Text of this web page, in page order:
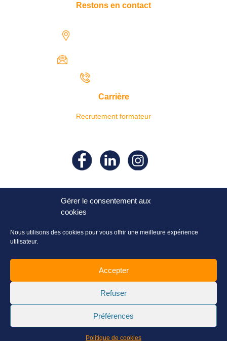
Gérer le consentement aux
cookies
Nous utilisons des cookies pour vous offrir une meilleure expérience
utilisateur.
Accepter
Refuser
Préférences
Politique de cookies
Restons en contact
Carrière
Recrutement formateur